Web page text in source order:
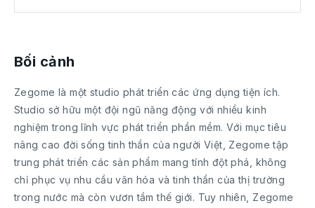
Bối cảnh
Zegome là một studio phát triển các ứng dụng tiện ích.
Studio sở hữu một đội ngũ năng động với nhiều kinh
nghiệm trong lĩnh vực phát triển phần mềm. Với mục tiêu
nâng cao đời sống tinh thần của người Việt, Zegome tập
trung phát triển các sản phẩm mang tính đột phá, không
chỉ phục vụ nhu cầu văn hóa và tinh thần của thị trường
trong nước mà còn vươn tầm thế giới. Tuy nhiên, Zegome